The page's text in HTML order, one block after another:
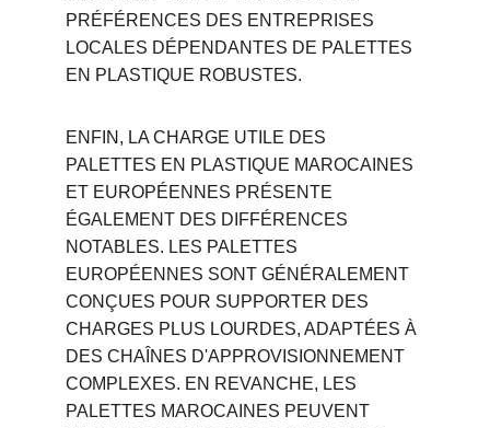
PRÉFÉRENCES DES ENTREPRISES
LOCALES DÉPENDANTES DE PALETTES
EN PLASTIQUE ROBUSTES.
ENFIN, LA CHARGE UTILE DES
PALETTES EN PLASTIQUE MAROCAINES
ET EUROPÉENNES PRÉSENTE
ÉGALEMENT DES DIFFÉRENCES
NOTABLES. LES PALETTES
EUROPÉENNES SONT GÉNÉRALEMENT
CONÇUES POUR SUPPORTER DES
CHARGES PLUS LOURDES, ADAPTÉES À
DES CHAÎNES D'APPROVISIONNEMENT
COMPLEXES. EN REVANCHE, LES
PALETTES MAROCAINES PEUVENT